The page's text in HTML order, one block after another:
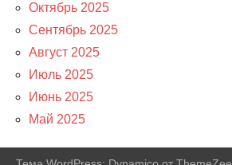
Октябрь 2025
Сентябрь 2025
Август 2025
Июль 2025
Июнь 2025
Май 2025